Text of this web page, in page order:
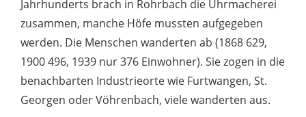
Jahrhunderts brach in Rohrbach die Uhrmacherei
zusammen, manche Höfe mussten aufgegeben
werden. Die Menschen wanderten ab (1868 629,
1900 496, 1939 nur 376 Einwohner). Sie zogen in die
benachbarten Industrieorte wie Furtwangen, St.
Georgen oder Vöhrenbach, viele wanderten aus.